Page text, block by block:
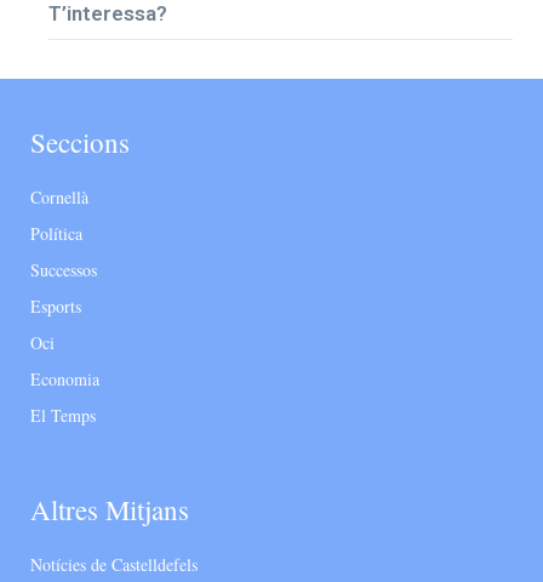
T’interessa?
Seccions
Cornellà
Política
Successos
Esports
Oci
Economia
El Temps
Altres Mitjans
Notícies de Castelldefels